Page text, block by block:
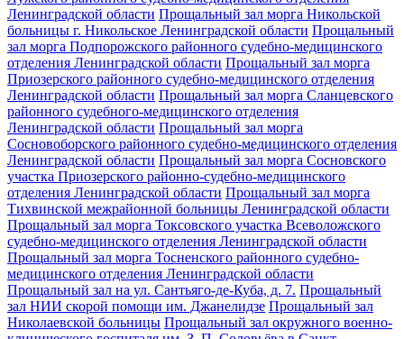
Ленинградской области Прощальный зал морга Никольской
больницы г. Никольское Ленинградской области Прощальный
зал морга Подпорожского районного судебно-медицинского
отделения Ленинградской области Прощальный зал морга
Приозерского районного судебно-медицинского отделения
Ленинградской области Прощальный зал морга Сланцевского
районного судебного-медицинского отделения
Ленинградской области Прощальный зал морга
Сосновоборского районного судебно-медицинского отделения
Ленинградской области Прощальный зал морга Сосновского
участка Приозерского районно-судебно-медицинского
отделения Ленинградской области Прощальный зал морга
Тихвинской межрайонной больницы Ленинградской области
Прощальный зал морга Токсовского участка Всеволожского
судебно-медицинского отделения Ленинградской области
Прощальный зал морга Тосненского районного судебно-
медицинского отделения Ленинградской области
Прощальный зал на ул. Сантьяго-де-Куба, д. 7. Прощальный
зал НИИ скорой помощи им. Джанелидзе Прощальный зал
Николаевской больницы Прощальный зал окружного военно-